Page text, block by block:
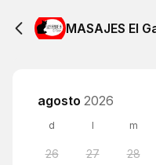
MASAJES El
agosto 2026
d l m
26 27 28